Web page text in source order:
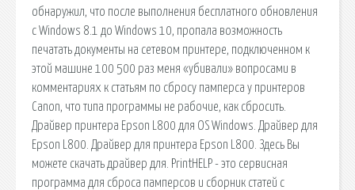
обнаружил, что после выполнения бесплатного обновления
с Windows 8.1 до Windows 10, пропала возможность
печатать документы на сетевом принтере, подключенном к
этой машине 100 500 раз меня «убивали» вопросами в
комментариях к статьям по сбросу памперса у принтеров
Canon, что типа программы не рабочие, как сбросить.
Драйвер принтера Epson L800 для OS Windows. Драйвер для
Epson L800. Драйвер для принтера Epson L800. Здесь Вы
можете скачать драйвер для. PrintHELP - это сервисная
программа для сброса памперсов и сборник статей с